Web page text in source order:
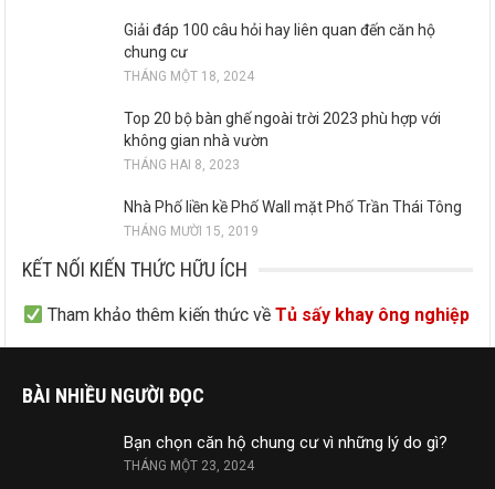
Giải đáp 100 câu hỏi hay liên quan đến căn hộ
chung cư
THÁNG MỘT 18, 2024
Top 20 bộ bàn ghế ngoài trời 2023 phù hợp với
không gian nhà vườn
THÁNG HAI 8, 2023
Nhà Phố liền kề Phố Wall mặt Phố Trần Thái Tông
THÁNG MƯỜI 15, 2019
KẾT NỐI KIẾN THỨC HỮU ÍCH
Tham khảo thêm kiến thức về Tủ sấy khay ông nghiệp
BÀI NHIỀU NGƯỜI ĐỌC
Bạn chọn căn hộ chung cư vì những lý do gì?
THÁNG MỘT 23, 2024